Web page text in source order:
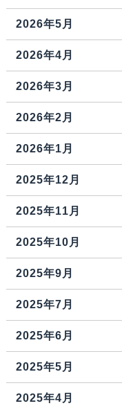
2026年5月
2026年4月
2026年3月
2026年2月
2026年1月
2025年12月
2025年11月
2025年10月
2025年9月
2025年7月
2025年6月
2025年5月
2025年4月